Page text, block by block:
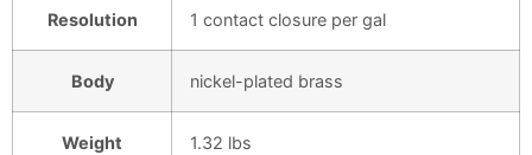
Resolution 1 contact closure per gal
Body nickel-plated brass
Weight 1.32 lbs